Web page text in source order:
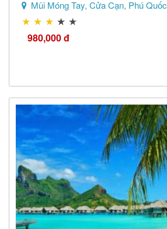
Mũi Móng Tay, Cửa Cạn, Phú Quốc
★ ★ ★ ★ ★
980,000đ